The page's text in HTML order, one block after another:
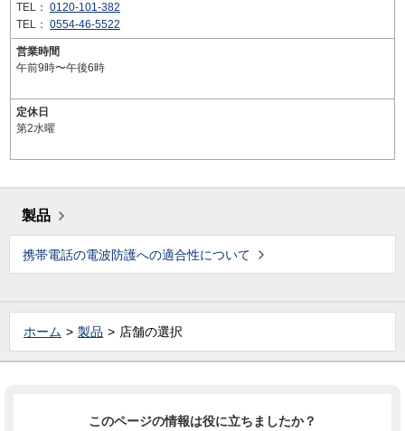
TEL： 0120-101-382
TEL： 0554-46-5522
営業時間
午前9時〜午後6時
定休日
第2水曜
製品
携帯電話の電波防護への適合性について
ホーム 製品 店舗の選択
このページの情報は役に立ちましたか？